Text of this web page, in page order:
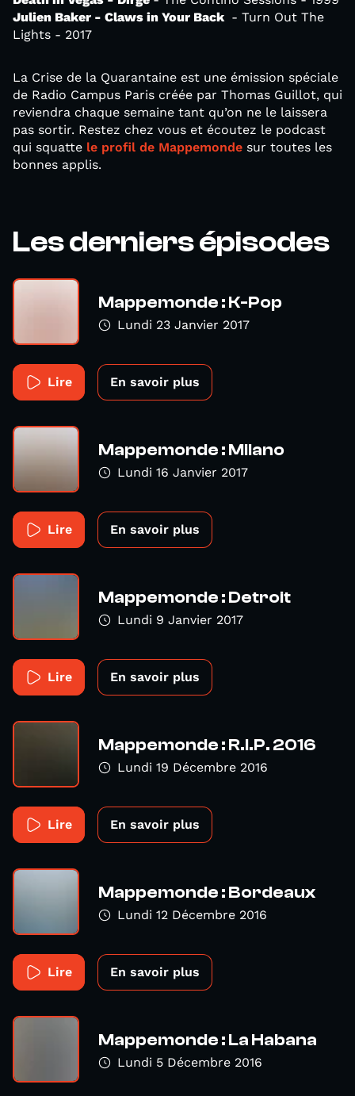
Julien Baker - Claws in Your Back - Turn Out The
Lights - 2017
La Crise de la Quarantaine est une émission spéciale
de Radio Campus Paris créée par Thomas Guillot, qui
reviendra chaque semaine tant qu’on ne le laissera
pas sortir. Restez chez vous et écoutez le podcast
qui squatte le profil de Mappemonde sur toutes les
bonnes applis.
Les derniers épisodes
Mappemonde : K-Pop
Lundi 23 Janvier 2017
Lire En savoir plus
Mappemonde : Milano
Lundi 16 Janvier 2017
Lire En savoir plus
Mappemonde : Detroit
Lundi 9 Janvier 2017
Lire En savoir plus
Mappemonde : R.I.P. 2016
Lundi 19 Décembre 2016
Lire En savoir plus
Mappemonde : Bordeaux
Lundi 12 Décembre 2016
Lire En savoir plus
Mappemonde : La Habana
Lundi 5 Décembre 2016